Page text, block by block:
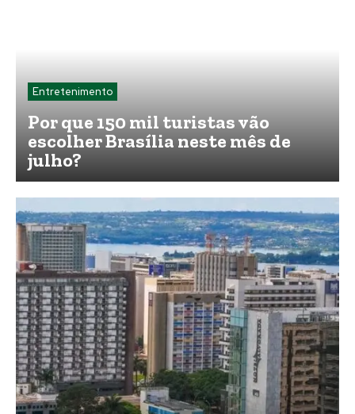
Entretenimento
Por que 150 mil turistas vão
escolher Brasília neste mês de
julho?